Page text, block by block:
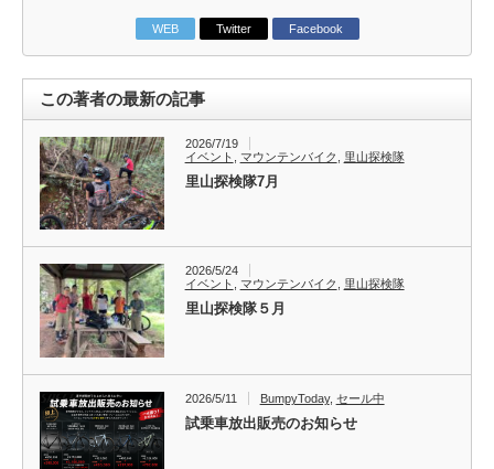
WEB Twitter Facebook
この著者の最新の記事
2026/7/19
イベント
マウンテンバイク 里山探検隊
里山探検隊7月
2026/5/24
イベント
マウンテンバイク 里山探検隊
里山探検隊５月
2026/5/11 BumpyToday, セール中
試乗車放出販売のお知らせ